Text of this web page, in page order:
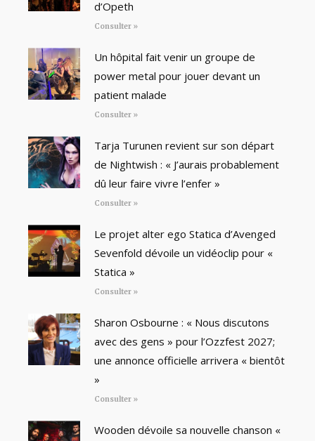
d’Opeth
Consulter »
Un hôpital fait venir un groupe de
power metal pour jouer devant un
patient malade
Consulter »
Tarja Turunen revient sur son départ
de Nightwish : « J’aurais probablement
dû leur faire vivre l’enfer »
Consulter »
Le projet alter ego Statica d’Avenged
Sevenfold dévoile un vidéoclip pour «
Statica »
Consulter »
Sharon Osbourne : « Nous discutons
avec des gens » pour l’Ozzfest 2027;
une annonce officielle arrivera « bientôt
»
Consulter »
Wooden dévoile sa nouvelle chanson «